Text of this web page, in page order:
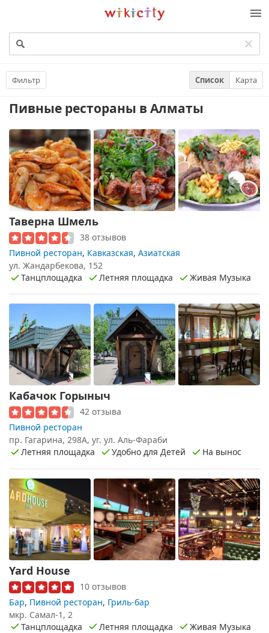
Викисити
Фильтр Список Карта
Пивные рестораны в Алматы
Таверна Шмель
38 отзывов
Пивной ресторан, Кавказская, Азиатская
ул. Жандарбекова, 152
Танцплощадка
Летняя площадка Живая Музыка
Кабачок Горыныч
42 отзыва
Пивной ресторан
пр. Гагарина, 298А, уг. ул. Аль-Фараби
Летняя площадка
Удобно для Детей На вынос
Yard House
10 отзывов
Бар, Пивной ресторан, Гриль-бар
мкр. Самал-1, 2
Танцплощадка
Летняя площадка Живая Музыка